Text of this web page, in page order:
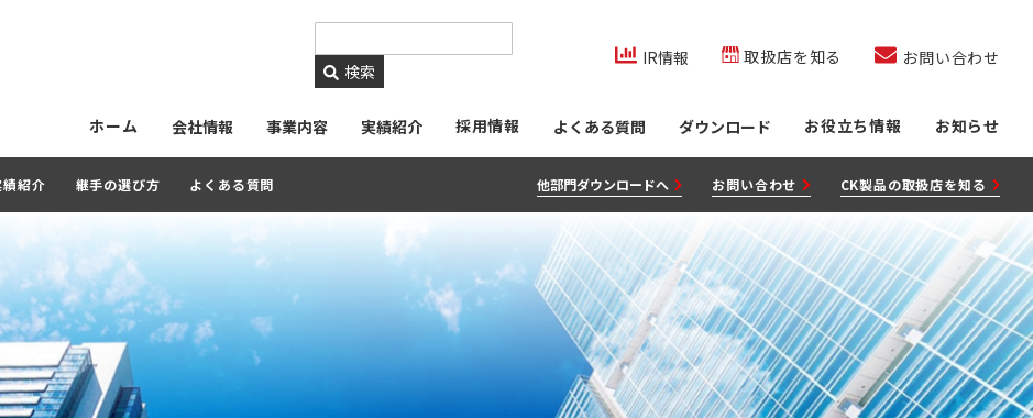
https://www.ckmetals.co.jp/内を検索
検索
IR情報 取扱店を知る お問い合わせ
ホーム 会社情報 事業内容 実績紹介 採用情報 よくある質問 ダウンロード お役立ち情報 お知らせ
績紹介 継手の選び方 よくある質問 他部門ダウンロードへ お問い合わせ CK製品の取扱店を知る